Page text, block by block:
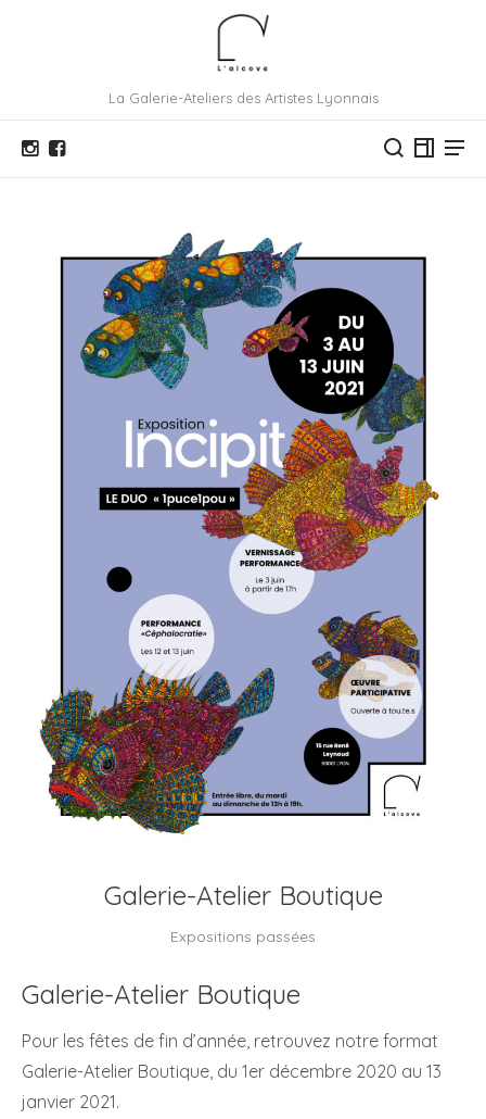
La Galerie-Ateliers des Artistes Lyonnais
Galerie-Atelier Boutique
Expositions passées
Galerie-Atelier Boutique
Pour les fêtes de fin d’année, retrouvez notre format
Galerie-Atelier Boutique, du 1er décembre 2020 au 13
janvier 2021.